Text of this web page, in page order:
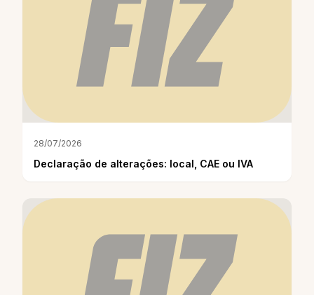
28/07/2026
Declaração de alterações: local, CAE ou IVA